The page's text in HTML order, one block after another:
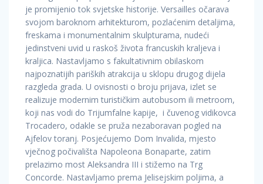
je promijenio tok svjetske historije. Versailles očarava
svojom baroknom arhitekturom, pozlaćenim detaljima,
freskama i monumentalnim skulpturama, nudeći
jedinstveni uvid u raskoš života francuskih kraljeva i
kraljica. Nastavljamo s fakultativnim obilaskom
najpoznatijih pariških atrakcija u sklopu drugog dijela
razgleda grada. U ovisnosti o broju prijava, izlet se
realizuje modernim turističkim autobusom ili metroom,
koji nas vodi do Trijumfalne kapije, i čuvenog vidikovca
Trocadero, odakle se pruža nezaboravan pogled na
Ajfelov toranj. Posjećujemo Dom Invalida, mjesto
vječnog počivališta Napoleona Bonaparte, zatim
prelazimo most Aleksandra III i stižemo na Trg
Concorde. Nastavljamo prema Jelisejskim poljima, a